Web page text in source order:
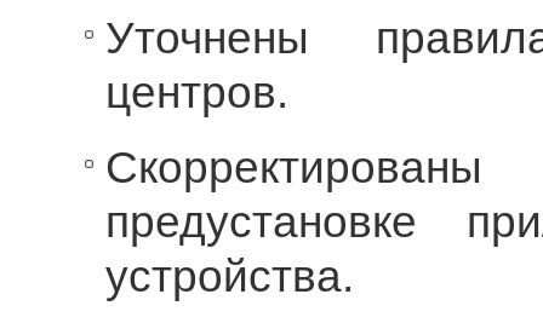
Уточнены
центров.
предустановке
устройства.